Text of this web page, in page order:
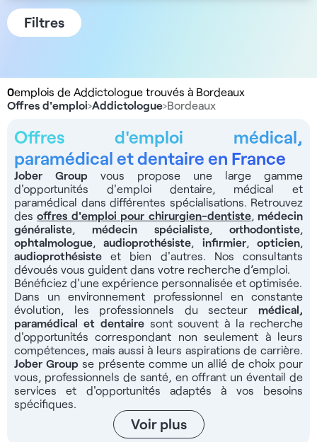
Filtres
0emplois de Addictologue trouvés à Bordeaux
Offres d'emploi›Addictologue›Bordeaux
Offres d'emploi médical,
paramédical et dentaire en France
Jober Group vous propose une large gamme
d'opportunités d'emploi dentaire, médical et
paramédical dans différentes spécialisations. Retrouvez
desoffres d'emploi pour chirurgien-dentiste,médecin
généraliste, médecin spécialiste, orthodontiste,
ophtalmologue,audioprothésiste, infirmier,opticien,
audioprothésiste et bien d'autres. Nos consultants
dévoués vous guident dans votre recherche d’emploi.
Bénéficiez d'une expérience personnalisée et optimisée.
Dans un environnement professionnel en constante
évolution, les professionnels du secteur médical,
paramédical et dentairesont souvent à la recherche
d'opportunités correspondant non seulement à leurs
compétences, mais aussi à leurs aspirations de carrière.
Jober Group se présente comme un allié de choix pour
vous, professionnels de santé, en offrant un éventail de
services et d'opportunités adaptés à vos besoins
spécifiques.
Voir plus